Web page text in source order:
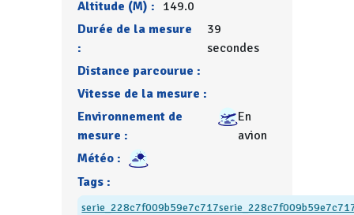
Altitude (M) : 149.0
Durée de la mesure
:
39
secondes
Distance parcourue :
Vitesse de la mesure :
Environnement de
mesure :
En
avion
Météo :
Tags :
serie_228c7f009b59e7c717